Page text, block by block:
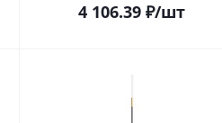
4 106.39 ₽/шт